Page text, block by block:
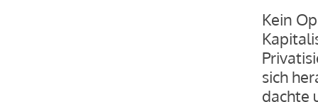
Kein
sich
dachte